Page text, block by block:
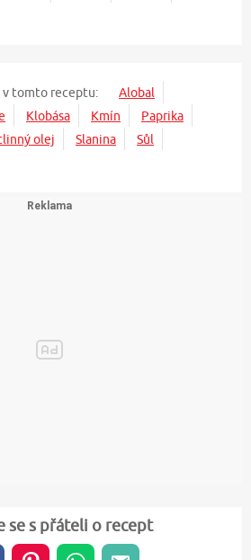
tomto receptu:
Alobal
Klobása Kmín
Paprika
olej Slanina
Sůl
se s přáteli o recept